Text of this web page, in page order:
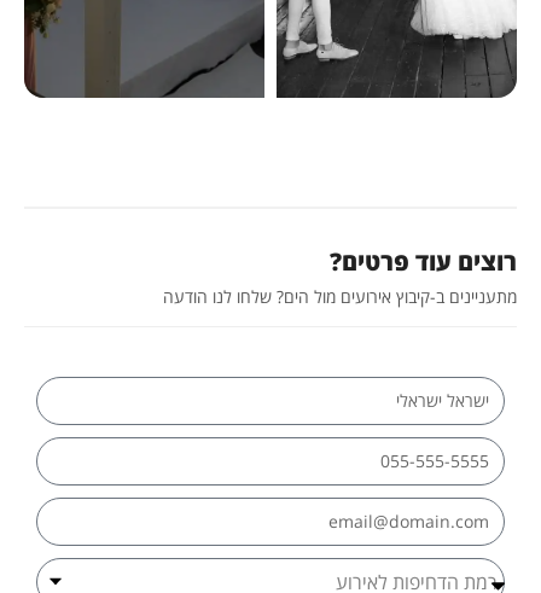
רוצים עוד פרטים?
מתעניינים ב-קיבוץ אירועים מול הים? שלחו לנו הודעה